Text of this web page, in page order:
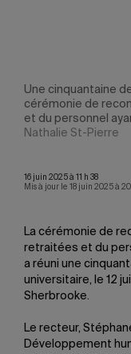
Une cinquantaine
cérémonie de
et du personnel
Nathalie St-Pierre
16 juin 2025 à 11 h 38
Mis à jour le 18 juin 2025 à 20
La cérémonie de
retraitées et du
a réuni une
universitaire, le 12
Sherbrooke.
Le recteur,
Développement